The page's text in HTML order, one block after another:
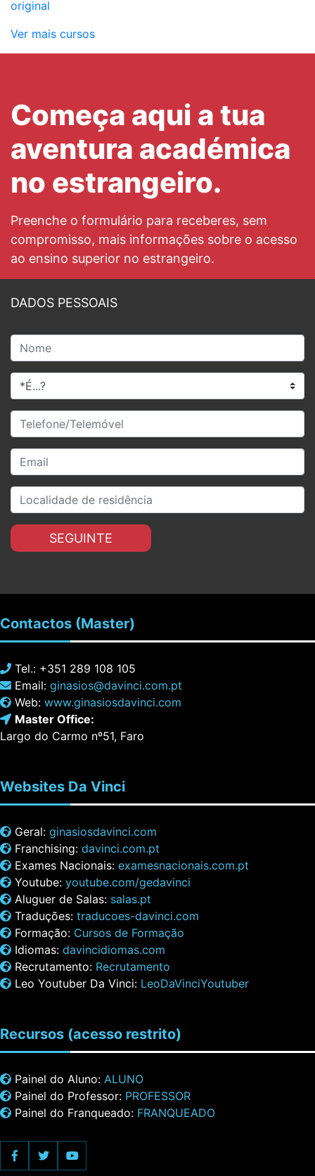
original
Ver mais cursos
Começa aqui a tua
aventura académica
no estrangeiro.
Preenche o formulário para receberes, sem
compromisso, mais informações sobre o acesso
ao ensino superior no estrangeiro.
DADOS PESSOAIS
SEGUINTE
Contactos (Master)
Tel.: +351 289 108 105
Email: ginasios@davinci.com.pt
Web: www.ginasiosdavinci.com
Master Office:
Largo do Carmo nº51, Faro
Websites Da Vinci
Geral: ginasiosdavinci.com
Franchising: davinci.com.pt
Exames Nacionais: examesnacionais.com.pt
Youtube: youtube.com/gedavinci
Aluguer de Salas: salas.pt
Traduções: traducoes-davinci.com
Formação: Cursos de Formação
Idiomas: davincidiomas.com
Recrutamento: Recrutamento
Leo Youtuber Da Vinci: LeoDaVinciYoutuber
Recursos (acesso restrito)
Painel do Aluno: ALUNO
Painel do Professor: PROFESSOR
Painel do Franqueado: FRANQUEADO